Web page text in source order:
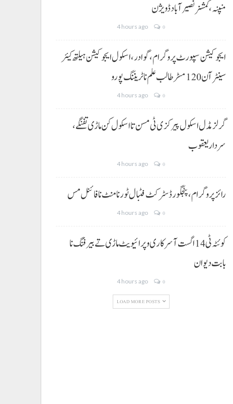
منپنہ،کمشنر نصیرآباد ڈویژن
4 hours ago 0
ایجوکیشن سپورٹ پروگرام،گوادر، اسکول ایجوکیشن ہیلتھ کیئر
سینٹر آن 120 مسڑ طالب علم نا ٹریننگ پورو
4 hours ago 0
گرلز مڈل اسکول پیرکزی ٹی مسن تا اسکول کن ماڑی تفنگے،
سردار یعقوب
4 hours ago 0
رائز پروگرام، پنجگور ڈسٹرکٹ فٹبال ٹورنامنٹ نا فائنل مس
4 hours ago 0
کوئٹہ ٹی 14 اگست آ سرکاری و پرائیویٹ ماڑی تے بیرفنگ نا
بابت دیوان
4 hours ago 0
LOAD MORE POSTS